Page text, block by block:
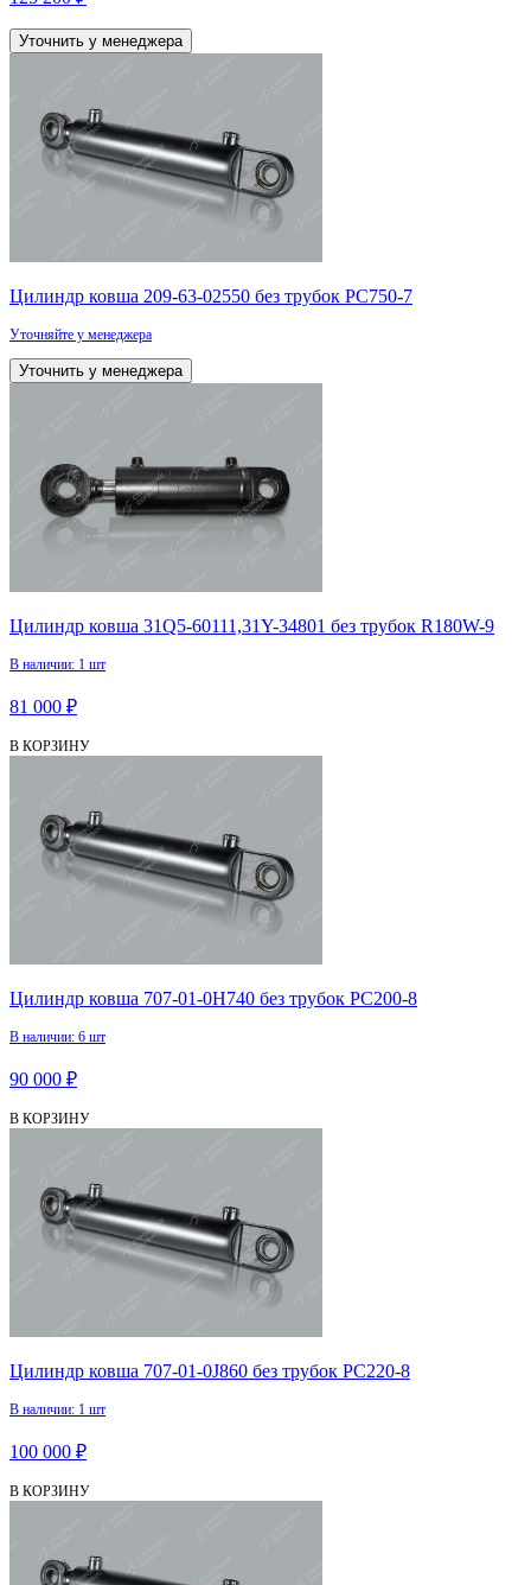
Уточнить у менеджера
Цилиндр ковша 209-63-02550 без трубок PC750-7
Уточняйте у менеджера
Уточнить у менеджера
Цилиндр ковша 31Q5-60111,31Y-34801 без трубок R180W-9
В наличии: 1 шт
81 000 ₽
В КОРЗИНУ
Цилиндр ковша 707-01-0H740 без трубок PC200-8
В наличии: 6 шт
90 000 ₽
В КОРЗИНУ
Цилиндр ковша 707-01-0J860 без трубок PC220-8
В наличии: 1 шт
100 000 ₽
В КОРЗИНУ